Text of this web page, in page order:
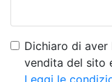
Dichiaro di
vendita del sito
Leggi le